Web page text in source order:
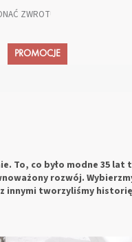
ZWROTU PRODUKTÓW?
Koszyk
PROMOCJE
To, co było modne 35 lat
rozwój.
innymi tworzyliśmy